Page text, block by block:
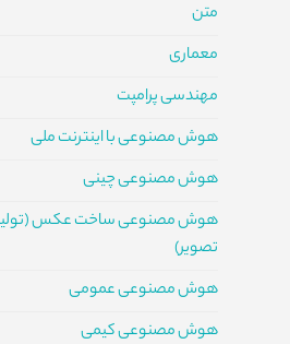
متن
معماری
مهندسی پرامپت
هوش مصنوعی با اینترنت ملی
هوش مصنوعی چینی
هوش مصنوعی ساخت عکس
تصویر)
هوش مصنوعی عمومی
هوش مصنوعی کیمی